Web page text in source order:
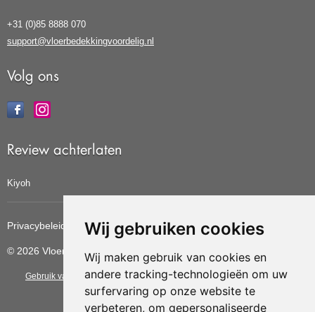
Wij gebruiken cookies
Wij maken gebruik van cookies en
andere tracking-technologieën om uw
surfervaring op onze website te
verbeteren, om gepersonaliseerde
+31 (0)85 8888 070
support@vloerbedekkingvoordelig.nl
Volg ons
Review achterlaten
Kiyoh
Privacybeleid Cookiebeleid Update cookies voorkeuren
© 2026 Vloerbedekkingvoordelig
Gebruik van deze site betekent dat u dealgemene voorwaarden van CBW